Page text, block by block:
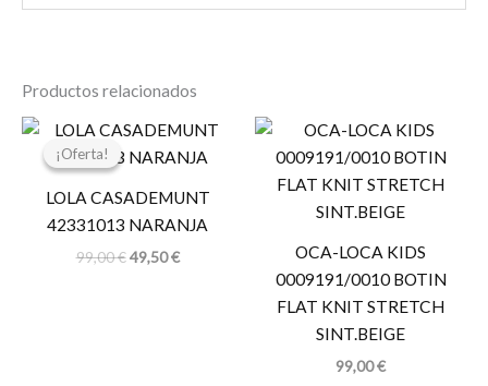
Productos relacionados
¡Oferta!
¡Oferta!
LOLA CASADEMUNT
42331013 NARANJA
99,00€
El
original
99,00 €.
49,50€
El
actual
49,50 €.
OCA-LOCA KIDS
0009191/0010 BOTIN
FLAT KNIT STRETCH
SINT.BEIGE
99,00€